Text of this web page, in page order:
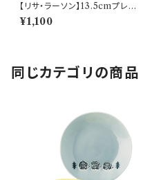
【リサ・ラーソン】13.5cmプレー
ト(グレー)【stroll(ストロール)】
¥1,100
同じカテゴリの商品